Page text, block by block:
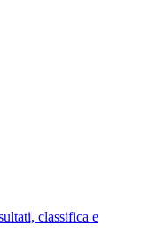
classifica e